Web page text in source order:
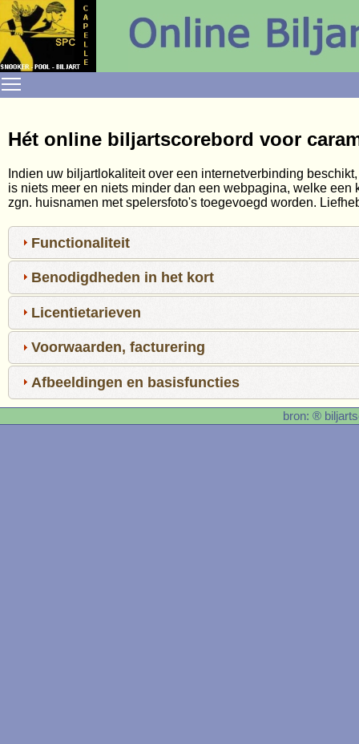
Hét online biljartscorebord voor
Indien uw biljartlokaliteit over een internetverbinding
is niets meer en niets minder dan een webpagina, welke
zgn. huisnamen met spelersfoto's toegevoegd worden.
Functionaliteit
Benodigdheden in het kort
Licentietarieven
Voorwaarden, facturering
Afbeeldingen en basisfuncties
bron: ®